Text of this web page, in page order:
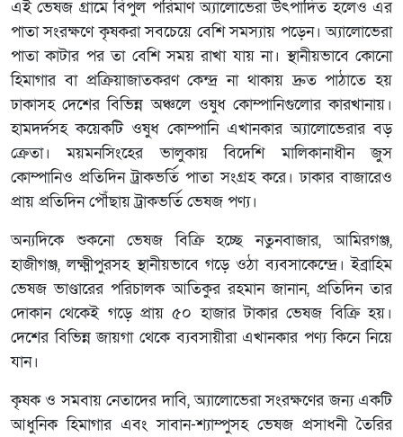
এই ভেষজ গ্রামে বিপুল পরিমাণ অ্যালোভেরা উৎপাদিত হলেও এর
পাতা সংরক্ষণে কৃষকরা সবচেয়ে বেশি সমস্যায় পড়েন। অ্যালোভেরা
পাতা কাটার পর তা বেশি সময় রাখা যায় না। স্থানীয়ভাবে কোনো
হিমাগার বা প্রক্রিয়াজাতকরণ কেন্দ্র না থাকায় দ্রুত পাঠাতে হয়
ঢাকাসহ দেশের বিভিন্ন অঞ্চলে ওষুধ কোম্পানিগুলোর কারখানায়।
হামদর্দসহ কয়েকটি ওষুধ কোম্পানি এখানকার অ্যালোভেরার বড়
ক্রেতা। ময়মনসিংহের ভালুকায় বিদেশি মালিকানাধীন জুস
কোম্পানিও প্রতিদিন ট্রাকভর্তি পাতা সংগ্রহ করে। ঢাকার বাজারেও
প্রায় প্রতিদিন পৌঁছায় ট্রাকভর্তি ভেষজ পণ্য।
অন্যদিকে শুকনো ভেষজ বিক্রি হচ্ছে নতুনবাজার, আমিরগঞ্জ,
হাজীগঞ্জ, লক্ষ্মীপুরসহ স্থানীয়ভাবে গড়ে ওঠা ব্যবসাকেন্দ্রে। ইব্রাহিম
ভেষজ ভাণ্ডারের পরিচালক আতিকুর রহমান জানান, প্রতিদিন তার
দোকান থেকেই গড়ে প্রায় ৫০ হাজার টাকার ভেষজ বিক্রি হয়।
দেশের বিভিন্ন জায়গা থেকে ব্যবসায়ীরা এখানকার পণ্য কিনে নিয়ে
যান।
কৃষক ও সমবায় নেতাদের দাবি, অ্যালোভেরা সংরক্ষণের জন্য একটি
আধুনিক হিমাগার এবং সাবান-শ্যাম্পুসহ ভেষজ প্রসাধনী তৈরির